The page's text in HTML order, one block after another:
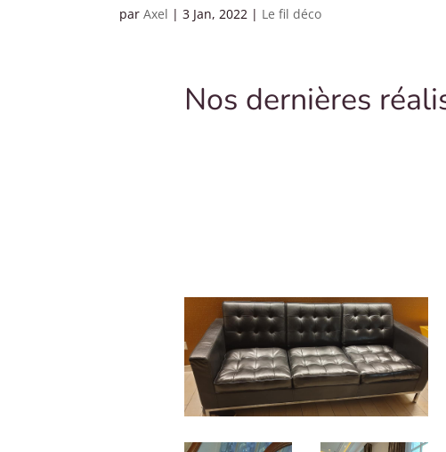
parAxel |3 Jan, 2022 | Le fil déco
Nos dernières